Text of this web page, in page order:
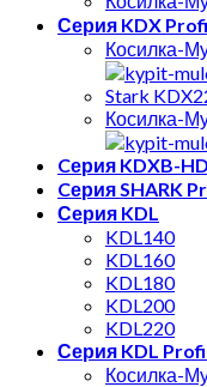
Серия KDX
Косилка-
Stark
Косилка-
Cерия KDXB-HD
Cерия SHARK
Серия KDL
KDL140
KDL160
KDL180
KDL200
KDL220
Серия KDL
Косилка-